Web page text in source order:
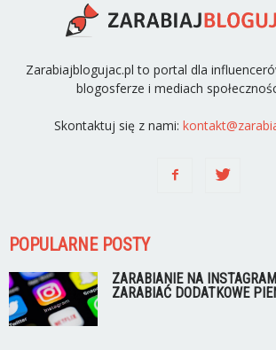
Zarabiajblogujac.pl to portal dla
blogosferze i mediach
Skontaktuj się z nami:
POPULARNE POSTY
ZARABIANIE NA
ZARABIAĆ DODATKOWE